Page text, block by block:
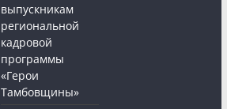
выпускникам
региональной
кадровой
программы
«Герои
Тамбовщины»